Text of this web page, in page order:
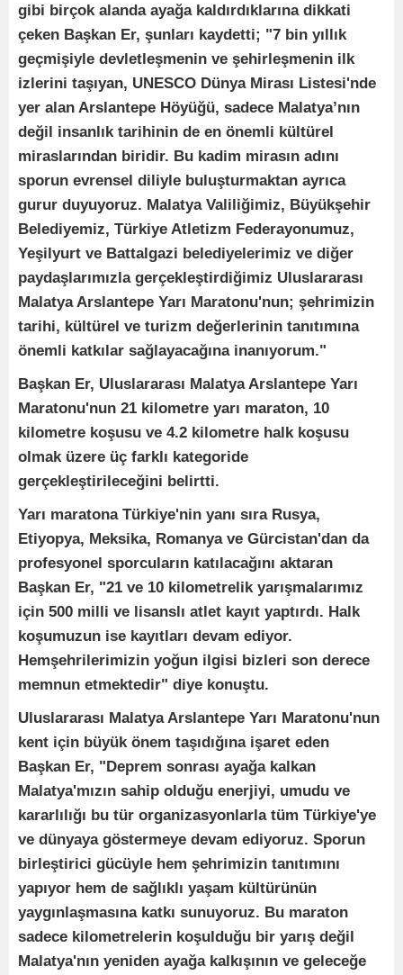
gibi birçok alanda ayağa kaldırdıklarına dikkati
çeken Başkan Er, şunları kaydetti; "7 bin yıllık
geçmişiyle devletleşmenin ve şehirleşmenin ilk
izlerini taşıyan, UNESCO Dünya Mirası Listesi'nde
yer alan Arslantepe Höyüğü, sadece Malatya’nın
değil insanlık tarihinin de en önemli kültürel
miraslarından biridir. Bu kadim mirasın adını
sporun evrensel diliyle buluşturmaktan ayrıca
gurur duyuyoruz. Malatya Valiliğimiz, Büyükşehir
Belediyemiz, Türkiye Atletizm Federayonumuz,
Yeşilyurt ve Battalgazi belediyelerimiz ve diğer
paydaşlarımızla gerçekleştirdiğimiz Uluslararası
Malatya Arslantepe Yarı Maratonu'nun; şehrimizin
tarihi, kültürel ve turizm değerlerinin tanıtımına
önemli katkılar sağlayacağına inanıyorum."
Başkan Er, Uluslararası Malatya Arslantepe Yarı
Maratonu'nun 21 kilometre yarı maraton, 10
kilometre koşusu ve 4.2 kilometre halk koşusu
olmak üzere üç farklı kategoride
gerçekleştirileceğini belirtti.
Yarı maratona Türkiye'nin yanı sıra Rusya,
Etiyopya, Meksika, Romanya ve Gürcistan'dan da
profesyonel sporcuların katılacağını aktaran
Başkan Er, "21 ve 10 kilometrelik yarışmalarımız
için 500 milli ve lisanslı atlet kayıt yaptırdı. Halk
koşumuzun ise kayıtları devam ediyor.
Hemşehrilerimizin yoğun ilgisi bizleri son derece
memnun etmektedir" diye konuştu.
Uluslararası Malatya Arslantepe Yarı Maratonu'nun
kent için büyük önem taşıdığına işaret eden
Başkan Er, "Deprem sonrası ayağa kalkan
Malatya'mızın sahip olduğu enerjiyi, umudu ve
kararlılığı bu tür organizasyonlarla tüm Türkiye'ye
ve dünyaya göstermeye devam ediyoruz. Sporun
birleştirici gücüyle hem şehrimizin tanıtımını
yapıyor hem de sağlıklı yaşam kültürünün
yaygınlaşmasına katkı sunuyoruz. Bu maraton
sadece kilometrelerin koşulduğu bir yarış değil
Malatya'nın yeniden ayağa kalkışının ve geleceğe